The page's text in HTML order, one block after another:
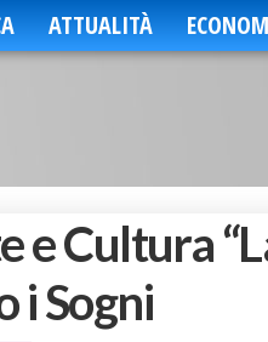
ATTUALITÀ
Cultura
i Sogni